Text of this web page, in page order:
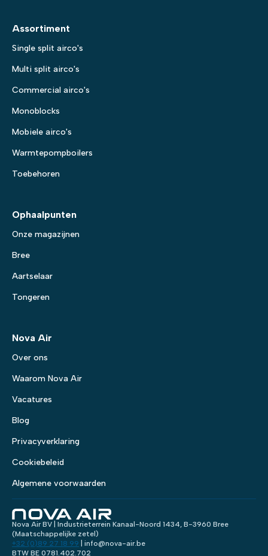
Assortiment
Single split airco's
Multi split airco's
Commercial airco's
Monoblocks
Mobiele airco's
Warmtepompboilers
Toebehoren
Ophaalpunten
Onze magazijnen
Bree
Aartselaar
Tongeren
Nova Air
Over ons
Waarom Nova Air
Vacatures
Blog
Privacyverklaring
Cookiebeleid
Algemene voorwaarden
+32 (0)89 27 18 99 | info@nova-air.be
BTW BE 0781.402.702
Nova Air BV | Industrieterrein Kanaal-Noord 1434, B-3960 Bree
(Maatschappelijke zetel)